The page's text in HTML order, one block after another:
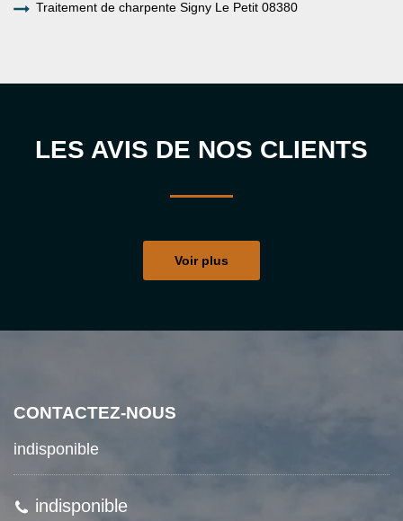
Traitement de charpente Signy Le Petit 08380
LES AVIS DE NOS CLIENTS
Voir plus
CONTACTEZ-NOUS
indisponible
indisponible